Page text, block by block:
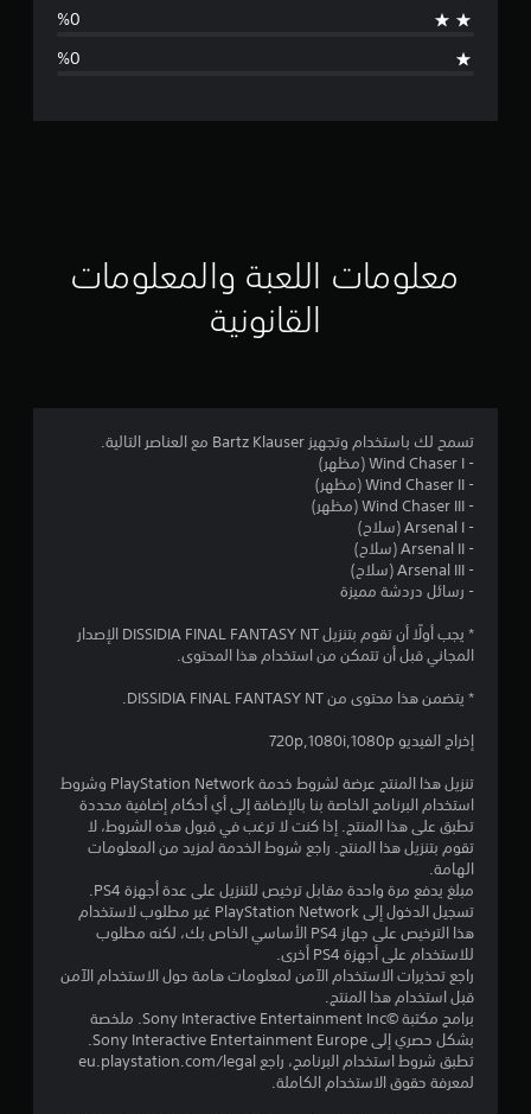
ق
م
معلومات اللعبة والمعلومات
القانونية
تسمح لك باستخدام وتجهيز Bartz Klauser مع العناصر التالية.
- Wind Chaser I (مظهر)
- Wind Chaser II (مظهر)
- Wind Chaser III (مظهر)
- Arsenal I (سلاح)
- Arsenal II (سلاح)
- Arsenal III (سلاح)
- رسائل دردشة مميزة
* يجب أولًا أن تقوم بتنزيل DISSIDIA FINAL FANTASY NT الإصدار
المجاني قبل أن تتمكن من استخدام هذا المحتوى.
* يتضمن هذا محتوى من DISSIDIA FINAL FANTASY NT.
إخراج الفيديو 720p,1080i,1080p
تنزيل هذا المنتج عرضة لشروط خدمة PlayStation Network وشروط
استخدام البرنامج الخاصة بنا بالإضافة إلى أي أحكام إضافية محددة
تطبق على هذا المنتج. إذا كنت لا ترغب في قبول هذه الشروط، لا
تقوم بتنزيل هذا المنتج. راجع شروط الخدمة لمزيد من المعلومات
الهامة.
مبلغ يدفع مرة واحدة مقابل ترخيص للتنزيل على عدة أجهزة PS4.
تسجيل الدخول إلى PlayStation Network غير مطلوب لاستخدام
هذا الترخيص على جهاز PS4 الأساسي الخاص بك، لكنه مطلوب
للاستخدام على أجهزة PS4 أخرى.
راجع تحذيرات الاستخدام الآمن لمعلومات هامة حول الاستخدام الآمن
قبل استخدام هذا المنتج.
برامج مكتبة ©Sony Interactive Entertainment Inc. ملخصة
بشكل حصري إلى Sony Interactive Entertainment Europe.
تطبق شروط استخدام البرنامج، راجع eu.playstation.com/legal
لمعرفة حقوق الاستخدام الكاملة.